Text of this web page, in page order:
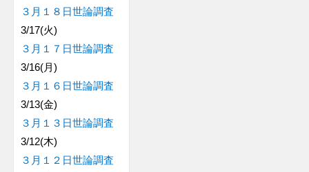
３月１８日世論調査
3/17(火)
３月１７日世論調査
3/16(月)
３月１６日世論調査
3/13(金)
３月１３日世論調査
3/12(木)
３月１２日世論調査